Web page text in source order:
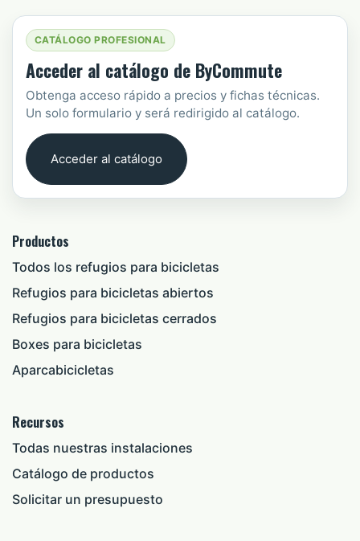
CATÁLOGO PROFESIONAL
Acceder al catálogo de ByCommute
Obtenga acceso rápido a precios y fichas técnicas.
Un solo formulario y será redirigido al catálogo.
Acceder al catálogo
Productos
Todos los refugios para bicicletas
Refugios para bicicletas abiertos
Refugios para bicicletas cerrados
Boxes para bicicletas
Aparcabicicletas
Recursos
Todas nuestras instalaciones
Catálogo de productos
Solicitar un presupuesto